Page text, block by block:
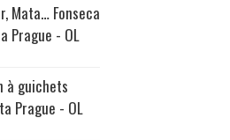
Mata… Fonseca
Prague - OL
à guichets
Prague - OL